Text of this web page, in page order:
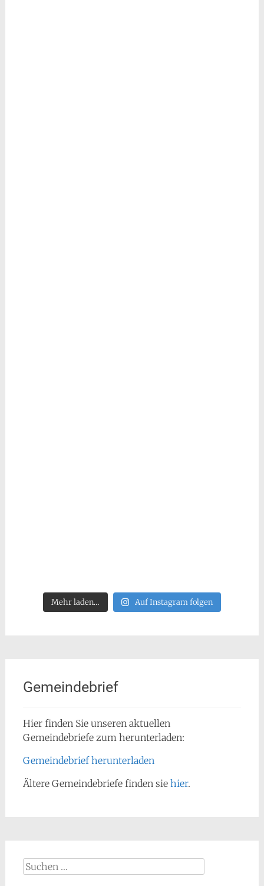
Mehr laden… Auf Instagram folgen
Gemeindebrief
Hier finden Sie unseren aktuellen
Gemeindebriefe zum herunterladen:
Gemeindebrief herunterladen
Ältere Gemeindebriefe finden sie hier.
Suchen